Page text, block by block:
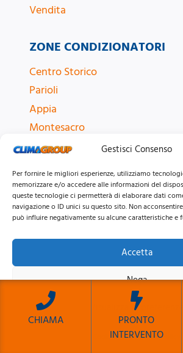
Gestisci Consenso
Per fornire le migliori esperienze, utilizziamo
memorizzare e/o accedere alle informazioni del
queste tecnologie ci permetterà di elaborare dati
navigazione o ID unici su questo sito. Non
può influire negativamente su alcune caratteristiche e
Accetta
Nega
Visualizza le preferenze
Cookie PolicyPrivacy Policy
ZONE CONDIZIONATORI
Centro Storico
Parioli
Appia
Montesacro
Roma e provincia
Vendita
MARCHI CONDIZIONATORI
Daikin
Haier
Hisense
LG
CHIAMA
PRONTO
INTERVENTO